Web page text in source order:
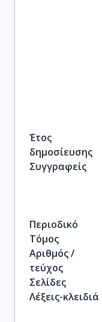
Έτος
δημοσίευσης
Συγγραφείς
Περιοδικό
Τόμος
Αριθμός /
τεύχος
Σελίδες
Λέξεις-κλειδιά